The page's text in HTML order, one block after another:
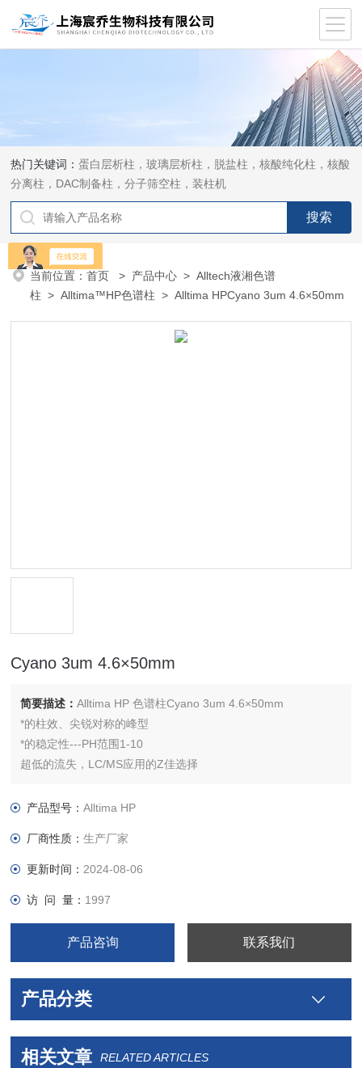
热门关键词：蛋白层析柱，玻璃层析柱，脱盐柱，核酸纯化柱，核酸
分离柱，DAC制备柱，分子筛空柱，装柱机
当前位置：首页 > 产品中心 >Alltech液湘色谱
柱 >Alltima™HP色谱柱 > Alltima HPCyano 3um 4.6×50mm
Cyano 3um 4.6×50mm
简要描述：Alltima HP 色谱柱Cyano 3um 4.6×50mm
*的柱效、尖锐对称的峰型
*的稳定性---PH范围1-10
超低的流失，LC/MS应用的Z佳选择
C18： 适用于普通的反相应用
EPS C18：提高极性样品的保留和峰型对称性
产品型号：Alltima HP
厂商性质：生产厂家
更新时间： 2024-08-06
访 问 量： 1997
产品咨询 联系我们
产品分类
相关文章 RELATED ARTICLES